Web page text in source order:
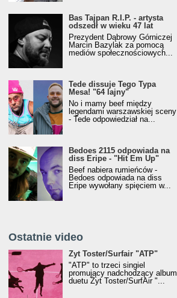
Bas Tajpan R.I.P. - artysta
odszedł w wieku 47 lat
Prezydent Dąbrowy Górniczej
Marcin Bazylak za pomocą
mediów społecznościowych...
Tede dissuje Tego Typa
Mesa! "64 lajny"
No i mamy beef między
legendami warszawskiej sceny
- Tede odpowiedział na...
Bedoes 2115 odpowiada na
diss Eripe - "Hit Em Up"
Beef nabiera rumieńców -
Bedoes odpowiada na diss
Eripe wywołany spięciem w...
Ostatnie video
Żyt Toster/SurfAir - ATP VIDEO
Żyt Toster/Surfair "ATP"
"ATP" to trzeci singiel
promujący nadchodzący album
duetu Żyt Toster/SurfAir "...